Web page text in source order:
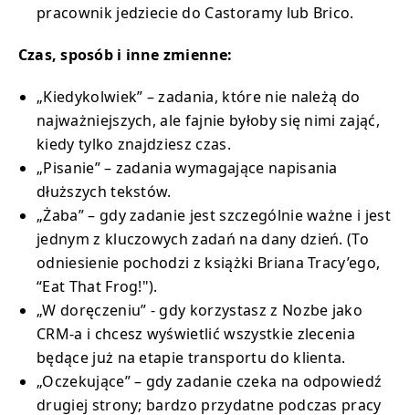
pracownik jedziecie do Castoramy lub Brico.
Czas, sposób i inne zmienne:
„Kiedykolwiek” – zadania, które nie należą do
najważniejszych, ale fajnie byłoby się nimi zająć,
kiedy tylko znajdziesz czas.
„Pisanie” – zadania wymagające napisania
dłuższych tekstów.
„Żaba” – gdy zadanie jest szczególnie ważne i jest
jednym z kluczowych zadań na dany dzień. (To
odniesienie pochodzi z książki Briana Tracy’ego,
“Eat That Frog!").
„W doręczeniu” - gdy korzystasz z Nozbe jako
CRM-a i chcesz wyświetlić wszystkie zlecenia
będące już na etapie transportu do klienta.
„Oczekujące” – gdy zadanie czeka na odpowiedź
drugiej strony; bardzo przydatne podczas pracy